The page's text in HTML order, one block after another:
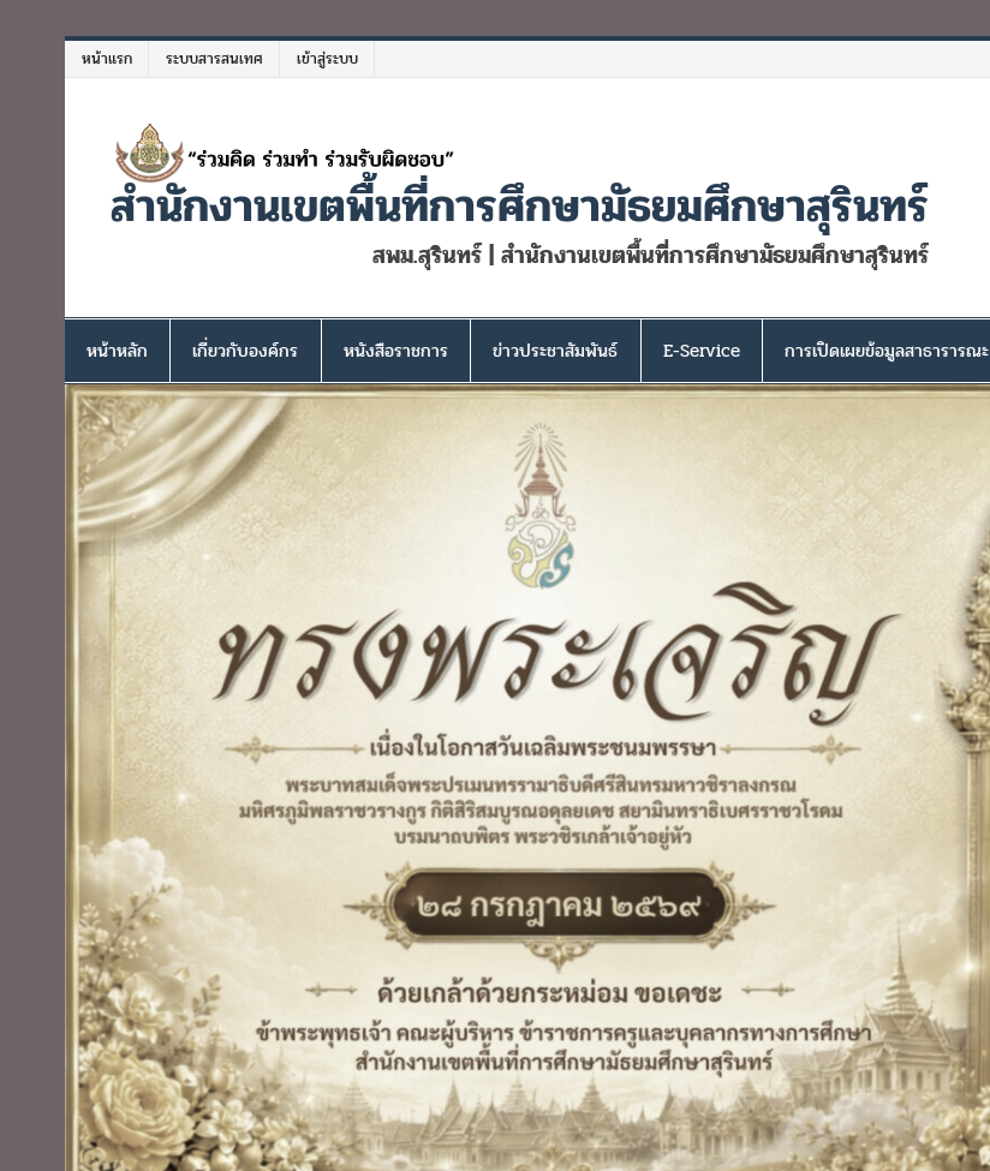
หน้าแรก ระบบสารสนเทศ เข้าสู่ระบบ
สำนักงานเขตพื้นที่การศึกษามัธยมศึกษาสุรินทร์
สพม.สุรินทร์ | สำนักงานเขตพื้นที่การศึกษามัธยมศึกษาสุรินทร์
หน้าหลัก เกี่ยวกับองค์กร หนังสือราชการ ข่าวประชาสัมพันธ์ E-Service การเปิดเผยข้อมูลสาธารารณะ